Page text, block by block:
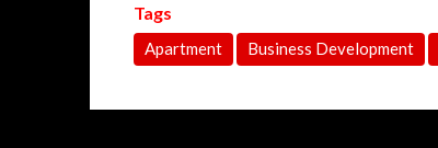
Tags
Apartment Business Development